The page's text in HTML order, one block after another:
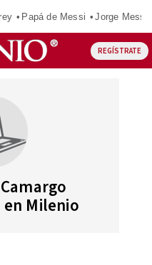
Papá de Messi Jorge Messi
REGÍSTRATE
Milenio